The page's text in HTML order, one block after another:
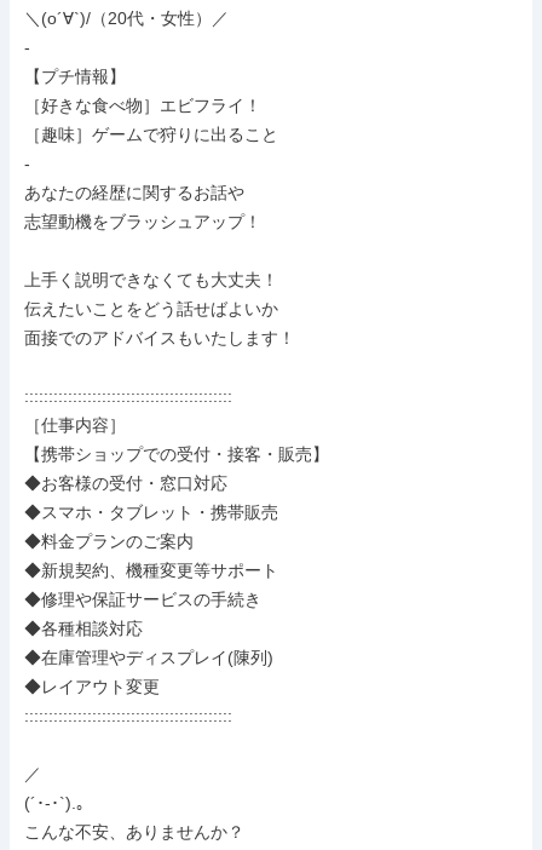
＼(o´∀`)/（20代・女性）／
-
【プチ情報】
［好きな食べ物］エビフライ！
［趣味］ゲームで狩りに出ること
-
あなたの経歴に関するお話や
志望動機をブラッシュアップ！
上手く説明できなくても大丈夫！
伝えたいことをどう話せばよいか
面接でのアドバイスもいたします！
:::::::::::::::::::::::::::::::::::::::::::
［仕事内容］
【携帯ショップでの受付・接客・販売】
◆お客様の受付・窓口対応
◆スマホ・タブレット・携帯販売
◆料金プランのご案内
◆新規契約、機種変更等サポート
◆修理や保証サービスの手続き
◆各種相談対応
◆在庫管理やディスプレイ(陳列)
◆レイアウト変更
:::::::::::::::::::::::::::::::::::::::::::
／
(´･-･`).｡
こんな不安、ありませんか？